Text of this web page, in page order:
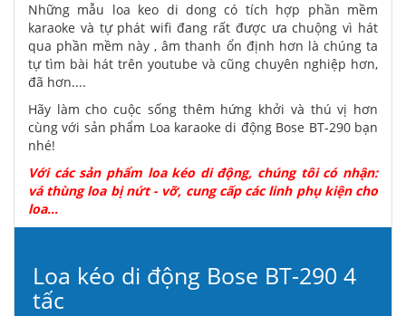
Những mẫu loa keo di dong có tích hợp phần mềm
karaoke và tự phát wifi đang rất được ưa chuộng vì hát
qua phần mềm này , âm thanh ổn định hơn là chúng ta
tự tìm bài hát trên youtube và cũng chuyên nghiệp hơn,
đã hơn....
Hãy làm cho cuộc sống thêm hứng khởi và thú vị hơn
cùng với sản phẩm Loa karaoke di động Bose BT-290 bạn
nhé!
Với các sản phẩm loa kéo di động, chúng tôi có nhận:
vá thùng loa bị nứt - vỡ, cung cấp các linh phụ kiện cho
loa...
Loa kéo di động Bose BT-290 4
tấc